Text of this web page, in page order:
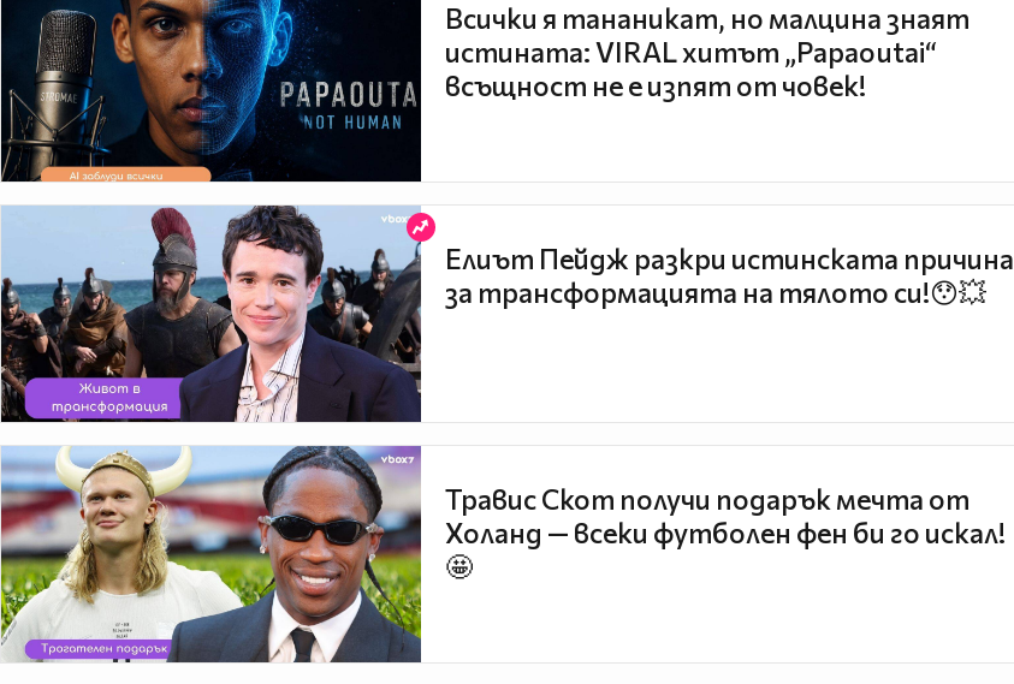
Всички я тананикат, но малцина знаят
истината: VIRAL хитът „Papaoutai“
всъщност не е изпят от човек!
Елиът Пейдж разкри истинската причина
за трансформацията на тялото си!😯💥
Травис Скот получи подарък мечта от
Холанд — всеки футболен фен би го искал!
🤩